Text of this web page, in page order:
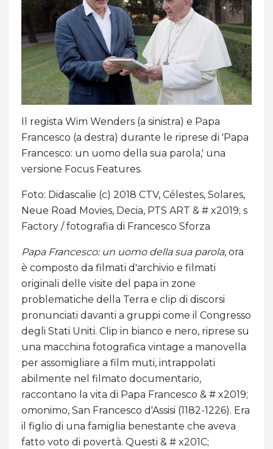
Il regista Wim Wenders (a sinistra) e Papa
Francesco (a destra) durante le riprese di 'Papa
Francesco: un uomo della sua parola,' una
versione Focus Features.
Foto: Didascalie (c) 2018 CTV, Célestes, Solares,
Neue Road Movies, Decia, PTS ART & # x2019; s
Factory / fotografia di Francesco Sforza
Papa Francesco: un uomo della sua parola, ora
è composto da filmati d'archivio e filmati
originali delle visite del papa in zone
problematiche della Terra e clip di discorsi
pronunciati davanti a gruppi come il Congresso
degli Stati Uniti. Clip in bianco e nero, riprese su
una macchina fotografica vintage a manovella
per assomigliare a film muti, intrappolati
abilmente nel filmato documentario,
raccontano la vita di Papa Francesco & # x2019;
omonimo, San Francesco d'Assisi (1182-1226). Era
il figlio di una famiglia benestante che aveva
fatto voto di povertà. Questi & # x201C;